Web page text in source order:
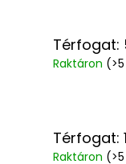
Térfogat:
Raktáron
Térfogat:
Raktáron